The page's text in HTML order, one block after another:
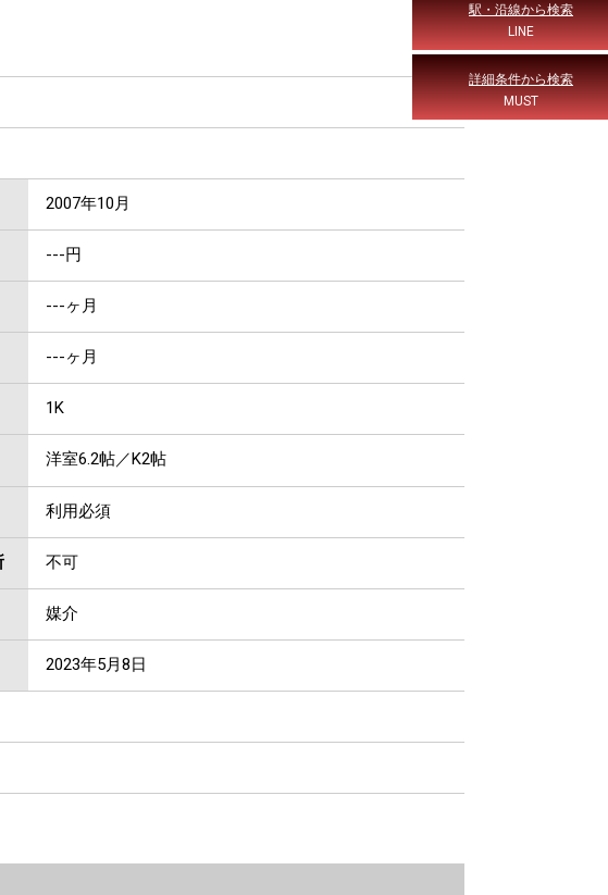
2007年10月
---円
---ヶ月
---ヶ月
1K
洋室6.2帖／K2帖
利用必須
不可
媒介
2023年5月8日
駅・沿線から検索
LINE
詳細条件から検索
MUST